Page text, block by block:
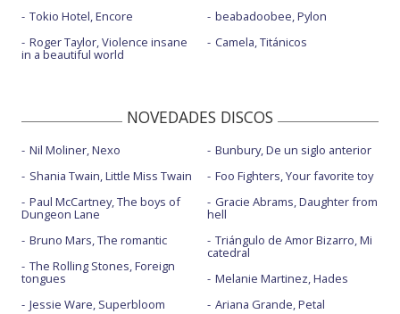
Tokio Hotel, Encore
Roger Taylor, Violence insane
in a beautiful world
beabadoobee, Pylon
Camela, Titánicos
NOVEDADES DISCOS
Nil Moliner, Nexo
Shania Twain, Little Miss Twain
Paul McCartney, The boys of
Dungeon Lane
Bruno Mars, The romantic
The Rolling Stones, Foreign
tongues
Jessie Ware, Superbloom
Bunbury, De un siglo anterior
Foo Fighters, Your favorite toy
Gracie Abrams, Daughter from
hell
Triángulo de Amor Bizarro, Mi
catedral
Melanie Martinez, Hades
Ariana Grande, Petal